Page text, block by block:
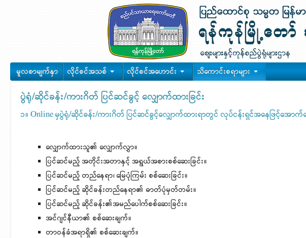
မူလစာမျက်နှာ လိုင်စင်အသစ် လိုင်စင်အဟောင်း သိကောင်းစရာများ
ပွဲရုံ/ဆိုင်ခန်း/ကားဂိတ် ပြင်ဆင်ခွင့် လျှောက်ထားခြင်း
၁။ Online မှပွဲရုံ/ဆိုင်ခန်း/ကားဂိတ် ပြင်ဆင်ခွင့်လျှောက်ထားရာတွင် လုပ်ငန်းရှင်အနေဖြင့်အောက်ဖ
လျှောက်ထားသူ၏ လျှောက်လွှာ။
ပြင်ဆင်မည့် အတိုင်းအတာနှင့် အရွယ်အစားစစ်ဆေးခြင်း။
ပြင်ဆင်မည့် တည်နေရာ၊ မြေပုံကြမ်း စစ်ဆေးခြင်း။
ပြင်ဆင်မည့် ဆိုင်ခန်းတည်နေရာ၏ ဓာတ်ပုံမှတ်တမ်း။
ပြင်ဆင်မည့် ဆိုင်ခန်း၏အမည်ပေါက်စစ်ဆေးခြင်း။
အင်ဂျင်နီယာ၏ စစ်ဆေးချက်။
တာဝန်ခံအရာရှိ၏ စစ်ဆေးချက်။